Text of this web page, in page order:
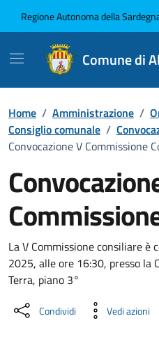
Regione Autonoma della
Comune di
Home / Amministrazione /
Consiglio comunale /
Convocazione V Commissione
La V Commissione consiliare è
2025, alle ore 16:30, presso la
Terra, piano 3°
Condividi Vedi azioni